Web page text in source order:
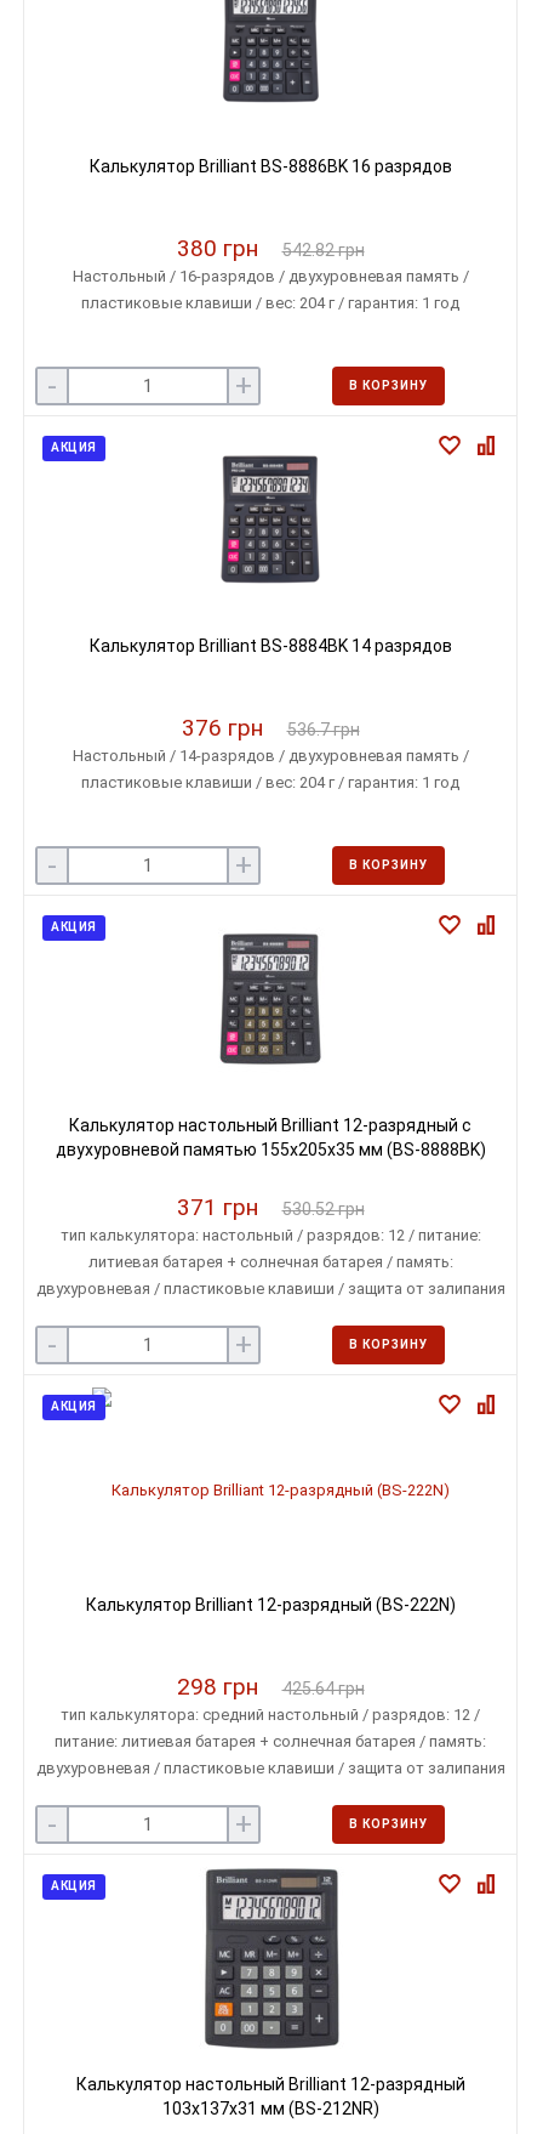
Калькулятор Brilliant BS-8886BK 16 разрядов
380 грн 542.82 грн
Настольный / 16-разрядов / двухуровневая память /
пластиковые клавиши / вес: 204 г / гарантия: 1 год
- + В КОРЗИНУ
АКЦИЯ
Калькулятор Brilliant BS-8884BK 14 разрядов
376 грн 536.7 грн
Настольный / 14-разрядов / двухуровневая память /
пластиковые клавиши / вес: 204 г / гарантия: 1 год
- + В КОРЗИНУ
АКЦИЯ
Калькулятор настольный Brilliant 12-разрядный с
двухуровневой памятью 155х205х35 мм (BS-8888BK)
371 грн 530.52 грн
тип калькулятора: настольный / разрядов: 12 / питание:
литиевая батарея + солнечная батарея / память:
двухуровневая / пластиковые клавиши / защита от залипания
- + В КОРЗИНУ
АКЦИЯ
Калькулятор Brilliant 12-разрядный (BS-222N)
298 грн 425.64 грн
тип калькулятора: средний настольный / разрядов: 12 /
питание: литиевая батарея + солнечная батарея / память:
двухуровневая / пластиковые клавиши / защита от залипания
- + В КОРЗИНУ
АКЦИЯ
Калькулятор настольный Brilliant 12-разрядный
103х137х31 мм (BS-212NR)